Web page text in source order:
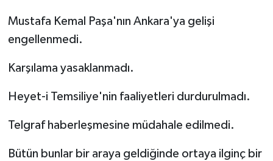
Mustafa Kemal Paşa'nın Ankara'ya gelişi
engellenmedi.
Karşılama yasaklanmadı.
Heyet-i Temsiliye'nin faaliyetleri durdurulmadı.
Telgraf haberleşmesine müdahale edilmedi.
Bütün bunlar bir araya geldiğinde ortaya ilginç bir